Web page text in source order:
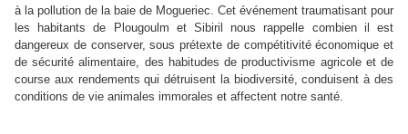
à la pollution de la baie de Mogueriec. Cet événement traumatisant pour
les habitants de Plougoulm et Sibiril nous rappelle combien il est
dangereux de conserver, sous prétexte de compétitivité économique et
de sécurité alimentaire, des habitudes de productivisme agricole et de
course aux rendements qui détruisent la biodiversité, conduisent à des
conditions de vie animales immorales et affectent notre santé.